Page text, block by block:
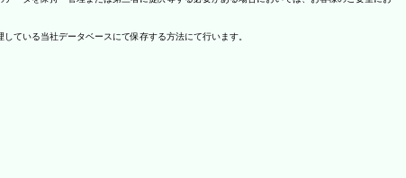
ている当社データベースにて保存する方法にて行います。